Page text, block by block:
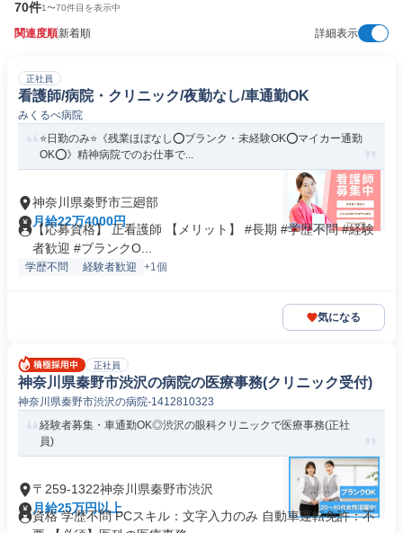
70件1〜70件目を表示中
関連度順新着順 詳細表示
正社員
看護師/病院・クリニック/夜勤なし/車通勤OK
みくるべ病院
⭐日勤のみ⭐《残業ほぼなし⭕ブランク・未経験OK⭕マイカー通勤
OK⭕》精神病院でのお仕事で...
神奈川県秦野市三廻部
月給22万4000円
【応募資格】 正看護師 【メリット】 #長期 #学歴不問 #経験
者歓迎 #ブランクO...
学歴不問 経験者歓迎 +1個
気になる
正社員
神奈川県秦野市渋沢の病院の医療事務(クリニック受付)
神奈川県秦野市渋沢の病院-1412810323
経験者募集・車通勤OK◎渋沢の眼科クリニックで医療事務(正社
員)
〒259-1322神奈川県秦野市渋沢
月給25万円以上
資格 学歴不問 PCスキル：文字入力のみ 自動車運転免許：不